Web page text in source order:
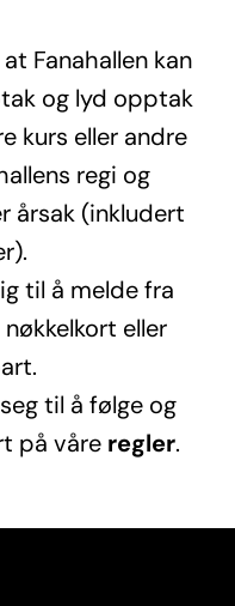
Fanahallen kan
og lyd opptak
kurs eller andre
regi og
årsak (inkludert
til å melde fra
eller
til å følge og
på våre regler.